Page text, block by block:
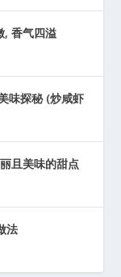
, 香气四溢
味探秘 (炒咸虾
且美味的甜点
法